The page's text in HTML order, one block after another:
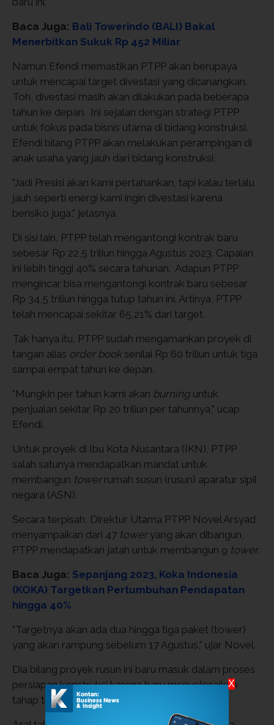
Baca Juga: Bali Towerindo (BALI) Bakal
Menerbitkan Sukuk Rp 452 Miliar
Namun Efendi memastikan PTPP akan berupaya
untuk mencapai target divestasi yang dicanangkan.
Toh, divestasi masih akan dilakukan pada beberapa
tahun ke depan. Ini sejalan dengan strategi PTPP
untuk fokus pada bisnis utama di bidang konstruksi.
Efendi bilang PTPP akan melakukan perampingan di
anak usaha yang jauh dari bidang konstruksi.
"Jadi Presisi akan kami pertahankan, tapi kalau terlalu
jauh seperti energi kami ingin divestasi karena
berisiko juga," jelasnya.
Di sisi lain, PTPP telah mengantongi kontrak baru
sebesar Rp 22,5 triliun hingga Agustus 2023. Capaian
ini lebih tinggi 40% secara tahunan. Adapun PTPP
mengincar bisa mengantongi kontrak baru sebesar
Rp 34,5 triliun hingga tutup tahun ini. Artinya, PTPP
telah mencapai sekitar 65,21% dari target.
Tak hanya itu, PTPP sudah mengamankan proyek di
tangan alias order book senilai Rp 60 triliun untuk tiga
sampai empat tahun ke depan.
"Mungkin per tahun kami akan burning untuk
penjualan sekitar Rp 20 triliun per tahunnya," ucap
Efendi.
Untuk proyek di Ibu Kota Nusantara (IKN), PTPP
salah satunya mendapatkan mandat untuk
membangun towerrumah susun (rusun) aparatur sipil
negara (ASN).
Secara terpisah, Direktur Utama PTPP Novel Arsyad
menyampaikan dari 47 toweryang akan dibangun,
PTPP mendapatkan jatah untuk membangun 9 tower.
Baca Juga: Sepanjang 2023, Koka Indonesia
(KOKA) Targetkan Pertumbuhan Pendapatan
hingga 40%
"Targetnya akan ada dua hingga tiga paket (tower)
yang akan rampung sebelum 17 Agustus," ujar Novel.
Dia bilang proyek rusun ini baru masuk dalam proses
persiapan konstruksi karena baru menyelesaikan
tahap tender beberapa waktu lalu.
X